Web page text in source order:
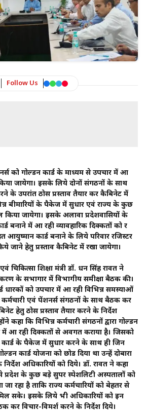
Follow Us
को गोल्डन कार्ड के माध्यम से उपचार में आ
किया जायेगा। इसके लिये दोनों संगठनों के साथ
के उपरांत ठोस प्रस्ताव तैयार कर कैबिनेट में
बीमारियों के पैकेज में सुधार एवं राज्य के कुछ
किया जायेगा। इसके अलावा प्रदेशवासियों के
बनाने में आ रही व्यावहारिक दिक्कतों को दूर
आयुष्मान कार्ड बनाने के लिये परिवार रजिस्टर
जाने हेतु प्रस्ताव कैबिनेट में रखा जायेगा।
चिकित्सा शिक्षा मंत्री डॉ. धन सिंह रावत ने
के सभागार में विभागीय समीक्षा बैठक की।
धारकों को उपचार में आ रही विभिन्न समस्याओं
एवं पेंशनर्स संगठनों के साथ बैठक कर
हेतु ठोस प्रस्ताव तैयार करने के निर्देश
कहा कि विभिन्न कर्मचारी संगठनों द्वारा गोल्डन
में आ रही दिक्कतों से अवगत कराया है। जिसको
कार्ड के पैकेज में सुधार करने के साथ ही जिन
कार्ड योजना को छोड दिया था उन्हें दोबारा
अधिकारियों को दिये। डॉ. रावत ने कहा
प्रदेश के कुछ बड़े सुपर स्पेशलिटी अस्पतालों को
जा रहा है ताकि राज्य कर्मचारियों को बेहतर से
सके। इसके लिये भी अधिकारियों को इन
कर विचार-विमर्श करने के निर्देश दिये।